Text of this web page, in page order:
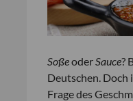
Soßeoder Sauce?
Deutschen. Doch
Frage des